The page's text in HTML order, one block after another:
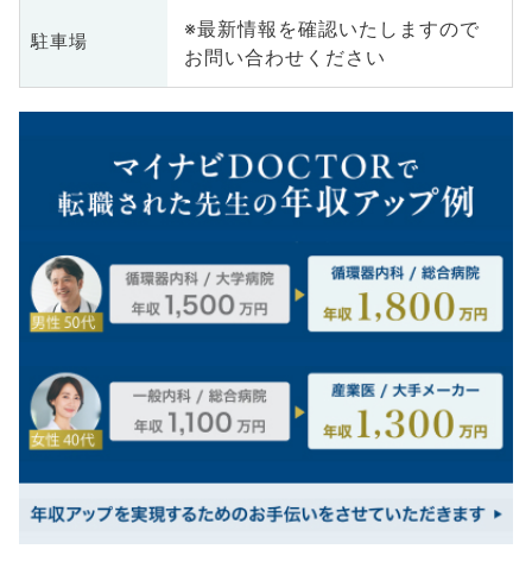
駐車場
※最新情報を確認いたしますので
お問い合わせください